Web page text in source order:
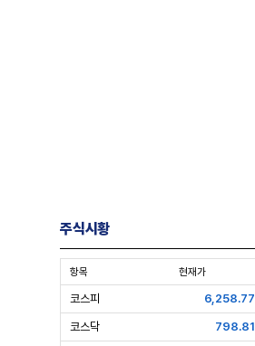
주식시황
항목 현재가
코스피 6,258.77
코스닥 798.81